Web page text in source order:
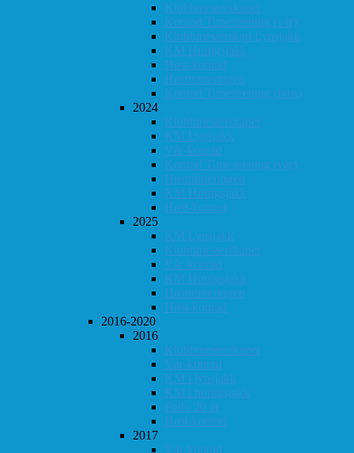
Klubbmesterskapet
Konrad Timestrening (vår)
Klubbmesterskap Lynsjakk
KM Hurtigsjakk
Høst-konrad
Høstturneringen
Konrad Timestrening (høst)
2024
Klubbmesterskapet
KM Lynsjakk
Vår-konrad
Konrad Timestrening (vår)
Høstturneringen
KM Hurtigsjakk
Høst-konrad
2025
KM Lynsjakk
Klubbmesterskapet
Vår-konrad
KM Hurtigsjakk
Høstturneringen
Høst-konrad
2016-2020
2016
Klubbmesterskapet
Vår-konrad
KM i lynsjakk
KM i hurtigsjakk
Follo 20 år
Høst-konrad
2017
Vår-konrad